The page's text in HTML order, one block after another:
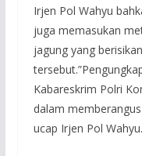
Irjen Pol Wahyu
juga memasukan
jagung yang
Kabareskrim Polri
dalam
ucap Irjen Pol Wahyu.